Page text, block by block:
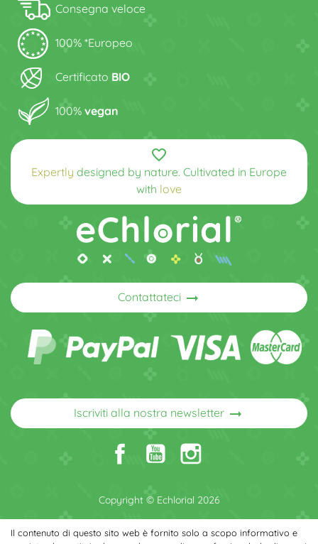
Consegna veloce
100% *Europeo
Certificato BIO
100% vegan
favorite_border
Expertly designed by nature. Cultivated in Europe
with love
Contattateci arrow_right_alt
Iscriviti alla nostra newsletter arrow_right_alt
Copyright © Echlorial 2026
Il contenuto di questo sito web è fornito solo a scopo informativo e